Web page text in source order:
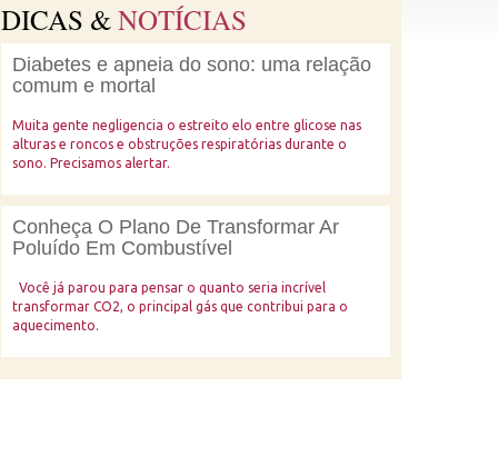
DICAS &NOTÍCIAS
Diabetes e apneia do sono: uma relação
comum e mortal
Muita gente negligencia o estreito elo entre glicose nas
alturas e roncos e obstruções respiratórias durante o
sono. Precisamos alertar.
Conheça O Plano De Transformar Ar
Poluído Em Combustível
Você já parou para pensar o quanto seria incrível
transformar CO2, o principal gás que contribui para o
aquecimento.